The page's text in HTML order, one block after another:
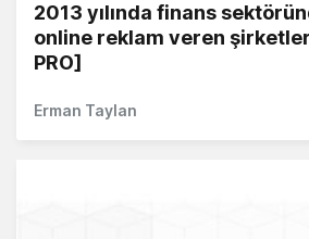
2013 yılında finans
online reklam veren
PRO]
Erman Taylan